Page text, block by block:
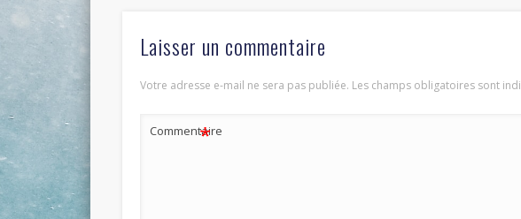
Laisser un commentaire
Votre adresse e-mail ne sera pas publiée. Les champs obligatoires sont
Commentaire
*